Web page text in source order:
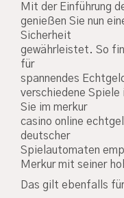
Mit der Einführung
genießen Sie nun
Sicherheit
gewährleistet. So
für
spannendes
verschiedene Spiele
Sie im merkur
casino online
deutscher
Spielautomaten
Merkur mit seiner
Das gilt ebenfalls